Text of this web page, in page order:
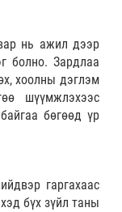
нь ажил дээр
болно. Зардлаа
хоолны дэглэм
шүүмжлэхээс
бөгөөд үр
гаргахаас
бүх зүйл таны